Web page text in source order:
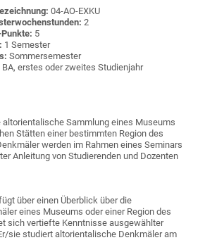
04-AO-EXKU
2
5
1 Semester
Sommersemester
BA, erstes oder zweites Studienjahr
altorientalische Sammlung eines Museums
Stätten einer bestimmten Region des
werden im Rahmen eines Seminars
Anleitung von Studierenden und Dozenten
über einen Überblick über die
eines Museums oder einer Region des
sich vertiefte Kenntnisse ausgewählter
sie studiert altorientalische Denkmäler am